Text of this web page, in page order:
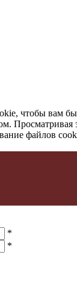
чтобы вам
Просматривая
файлов
*
*